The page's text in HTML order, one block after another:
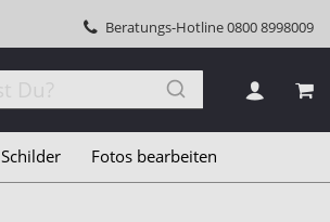
Beratungs-Hotline0800 8998009
Schilder Fotos bearbeiten